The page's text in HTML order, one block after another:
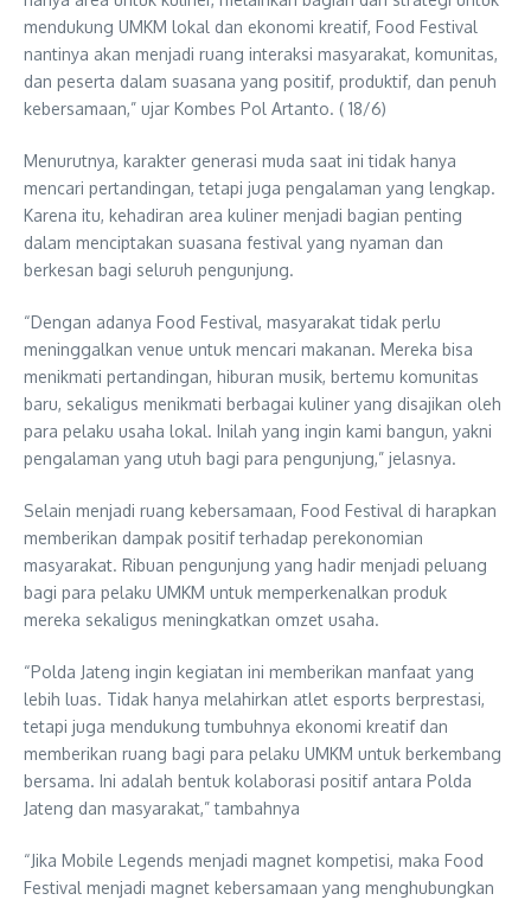
mendukung UMKM lokal dan ekonomi kreatif, Food Festival
nantinya akan menjadi ruang interaksi masyarakat, komunitas,
dan peserta dalam suasana yang positif, produktif, dan penuh
kebersamaan,” ujar Kombes Pol Artanto. ( 18/6)
Menurutnya, karakter generasi muda saat ini tidak hanya
mencari pertandingan, tetapi juga pengalaman yang lengkap.
Karena itu, kehadiran area kuliner menjadi bagian penting
dalam menciptakan suasana festival yang nyaman dan
berkesan bagi seluruh pengunjung.
“Dengan adanya Food Festival, masyarakat tidak perlu
meninggalkan venue untuk mencari makanan. Mereka bisa
menikmati pertandingan, hiburan musik, bertemu komunitas
baru, sekaligus menikmati berbagai kuliner yang disajikan oleh
para pelaku usaha lokal. Inilah yang ingin kami bangun, yakni
pengalaman yang utuh bagi para pengunjung,” jelasnya.
Selain menjadi ruang kebersamaan, Food Festival di harapkan
memberikan dampak positif terhadap perekonomian
masyarakat. Ribuan pengunjung yang hadir menjadi peluang
bagi para pelaku UMKM untuk memperkenalkan produk
mereka sekaligus meningkatkan omzet usaha.
“Polda Jateng ingin kegiatan ini memberikan manfaat yang
lebih luas. Tidak hanya melahirkan atlet esports berprestasi,
tetapi juga mendukung tumbuhnya ekonomi kreatif dan
memberikan ruang bagi para pelaku UMKM untuk berkembang
bersama. Ini adalah bentuk kolaborasi positif antara Polda
Jateng dan masyarakat,” tambahnya
“Jika Mobile Legends menjadi magnet kompetisi, maka Food
Festival menjadi magnet kebersamaan yang menghubungkan